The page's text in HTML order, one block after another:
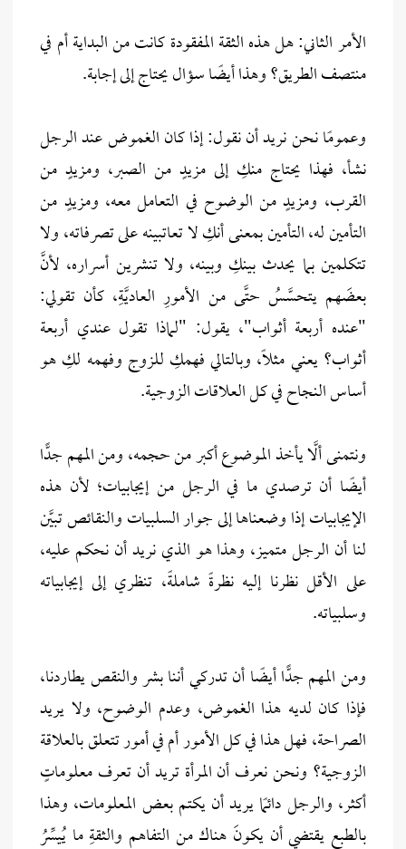
الأمر الثاني: هل هذه الثقة المفقودة كانت من البداية أم في
منتصف الطريق؟ وهذا أيضًا سؤال يحتاج إلى إجابة.
وعمومًا نحن نريد أن نقول: إذا كان الغموض عند الرجل
نشأ، فهذا يحتاج منكِ إلى مزيدٍ من الصبر، ومزيدٍ من
القرب، ومزيدٍ من الوضوح في التعامل معه، ومزيدٍ من
التأمين له، التأمين بمعنى أنكِ لا تعاتبينه على تصرفاته، ولا
تتكلمين بما يحدث بينكِ وبينه، ولا تنشرين أسراره، لأنَّ
بعضَهم يتحسَّسُ حتَّى من الأمورِ العاديَّةِ، كأن تقولي:
"عنده أربعة أثواب"، يقول: "لماذا تقول عندي أربعة
أثواب؟ يعني مثلًا، وبالتالي فهمكِ للزوج وفهمه لكِ هو
أساس النجاح في كل العلاقات الزوجية.
ونتمنى ألَّا يأخذ الموضوع أكبر من حجمه، ومن المهم جدًّا
أيضًا أن ترصدي ما في الرجل من إيجابيات؛ لأن هذه
الإيجابيات إذا وضعناها إلى جوار السلبيات والنقائص تبيَّن
لنا أن الرجل متميز، وهذا هو الذي نريد أن نحكم عليه،
على الأقل نظرنا إليه نظرةً شاملةً، تنظري إلى إيجابياته
وسلبياته.
ومن المهم جدًّا أيضًا أن تدركي أننا بشر والنقص يطاردنا،
فإذا كان لديه هذا الغموض، وعدم الوضوح، ولا يريد
الصراحة، فهل هذا في كل الأمور أم في أمور تتعلق بالعلاقة
الزوجية؟ ونحن نعرف أن المرأة تريد أن تعرف معلوماتٍ
أكثر، والرجل دائمًا يريد أن يكتم بعض المعلومات، وهذا
بالطبعِ يقتضي أن يكونَ هناك من التفاهمِ والثقةِ ما يُيسِّرُ